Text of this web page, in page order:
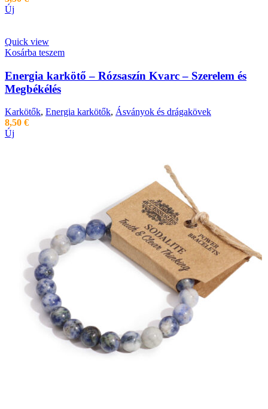
Új
Quick view
Kosárba teszem
Energia karkötő – Rózsaszín Kvarc – Szerelem és
Megbékélés
Karkötők, Energia karkötők, Ásványok és drágakövek
8,50 €
Új